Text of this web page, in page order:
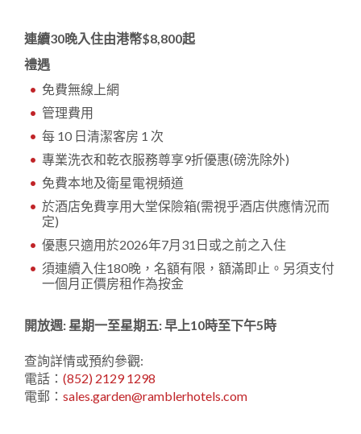
連續30晚入住由港幣$8,800起
禮遇
免費無線上網
管理費用
每 10 日清潔客房 1 次
專業洗衣和乾衣服務尊享9折優惠(磅洗除外)
免費本地及衛星電視頻道
於酒店免費享用大堂保險箱(需視乎酒店供應情況而
定)
優惠只適用於2026年7月31日或之前之入住
須連續入住180晚，名額有限，額滿即止。另須支付
一個月正價房租作為按金
開放週: 星期一至星期五: 早上10時至下午5時
查詢詳情或預約參觀:
電話： (852) 2129 1298
電郵： sales.garden@ramblerhotels.com